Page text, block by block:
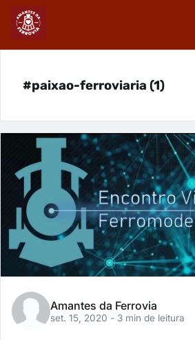
#paixao-ferroviaria (1)
Amantes da Ferrovia
set. 15, 2020 - 3 min de leitura